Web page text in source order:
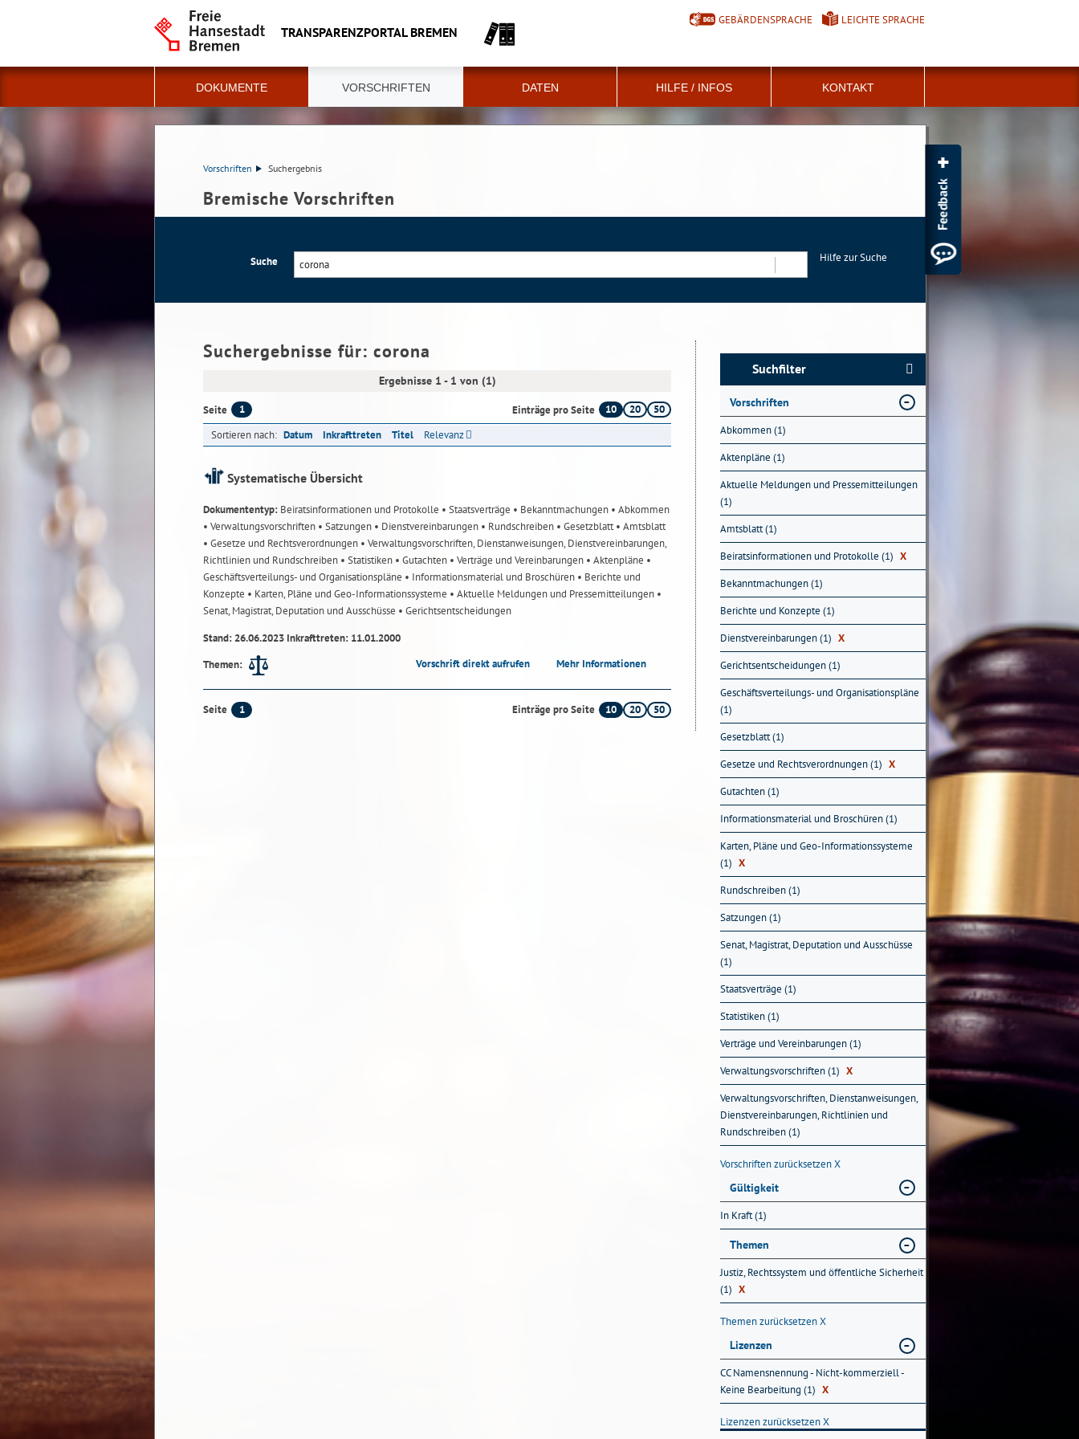
TRANSPARENZPORTAL BREMEN
GEBÄRDENSPRACHE LEICHTE SPRACHE
DOKUMENTE VORSCHRIFTEN DATEN HILFE / INFOS KONTAKT
Vorschriften Suchergebnis
Bremische Vorschriften
Suche
Hilfe zur Suche
Suchergebnisse für: corona
Ergebnisse 1 - 1 von (1)
Seite 1 Einträge pro Seite 10 20
50
Sortieren nach: Datum Inkrafttreten Titel Relevanz
Systematische Übersicht
Dokumententyp: Beiratsinformationen und Protokolle • Staatsverträge • Bekanntmachungen • Abkommen
• Verwaltungsvorschriften • Satzungen • Dienstvereinbarungen • Rundschreiben • Gesetzblatt• Amtsblatt
• Gesetze und Rechtsverordnungen • Verwaltungsvorschriften, Dienstanweisungen, Dienstvereinbarungen,
Richtlinien und Rundschreiben • Statistiken • Gutachten • Verträge und Vereinbarungen • Aktenpläne •
Geschäftsverteilungs- und Organisationspläne • Informationsmaterial und Broschüren • Berichte und
Konzepte • Karten, Pläne und Geo-Informationssysteme • Aktuelle Meldungen und Pressemitteilungen •
Senat, Magistrat, Deputation und Ausschüsse • Gerichtsentscheidungen
Stand: 26.06.2023 Inkrafttreten: 11.01.2000
Themen:
Vorschrift direkt aufrufen Mehr Informationen
Seite 1 Einträge pro Seite 10 20 50
Suchfilter
Vorschriften
Abkommen (1)
Aktenpläne (1)
Aktuelle Meldungen und Pressemitteilungen
(1)
Amtsblatt (1)
Beiratsinformationen und Protokolle (1) X
Bekanntmachungen (1)
Berichte und Konzepte (1)
Dienstvereinbarungen (1) X
Gerichtsentscheidungen (1)
Geschäftsverteilungs- und Organisationspläne
(1)
Gesetzblatt (1)
Gesetze und Rechtsverordnungen (1) X
Gutachten (1)
Informationsmaterial und Broschüren (1)
Karten, Pläne und Geo-Informationssysteme
(1) X
Rundschreiben (1)
Satzungen (1)
Senat, Magistrat, Deputation und Ausschüsse
(1)
Staatsverträge (1)
Statistiken (1)
Verträge und Vereinbarungen (1)
Verwaltungsvorschriften (1) X
Verwaltungsvorschriften, Dienstanweisungen,
Dienstvereinbarungen, Richtlinien und
Rundschreiben (1)
Vorschriften zurücksetzenX
Gültigkeit
In Kraft (1)
Themen
Justiz, Rechtssystem und öffentliche Sicherheit
(1) X
Themen zurücksetzenX
Lizenzen
CC Namensnennung - Nicht-kommerziell -
Keine Bearbeitung (1) X
Lizenzen zurücksetzenX